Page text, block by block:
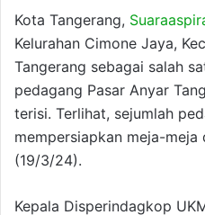
Kota Tangerang,
Kelurahan Cimone Jaya,
Tangerang sebagai salah
pedagang Pasar Anyar
terisi. Terlihat, sejumlah
mempersiapkan meja-meja
(19/3/24).
Kepala Disperindagkop